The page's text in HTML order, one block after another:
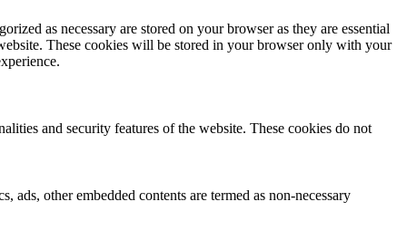
as necessary are stored on your browser as they are essential
These cookies will be stored in your browser only with your
and security features of the website. These cookies do not
other embedded contents are termed as non-necessary